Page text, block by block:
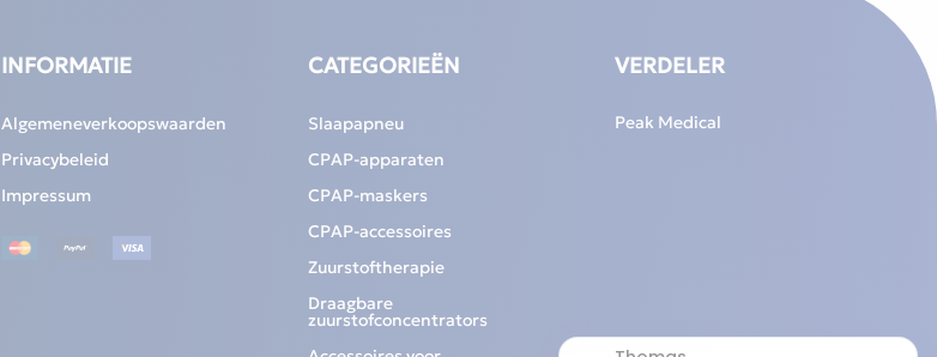
INFORMATIE
Algemeneverkoopswaarden
Privacybeleid
Impressum
CATEGORIEËN
Slaapapneu
CPAP-apparaten
CPAP-maskers
CPAP-accessoires
Zuurstoftherapie
Draagbare
zuurstofconcentrators
VERDELER
Peak Medical